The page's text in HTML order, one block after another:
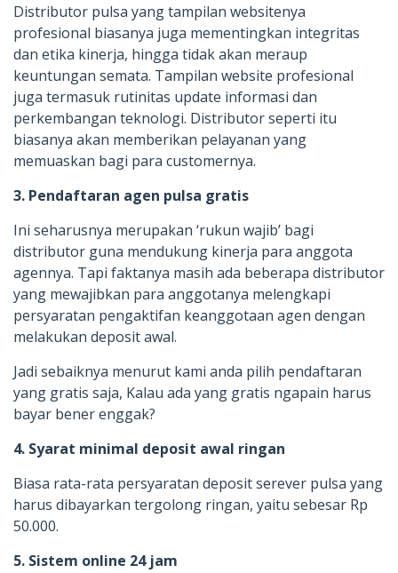
Distributor pulsa yang tampilan websitenya
profesional biasanya juga mementingkan integritas
dan etika kinerja, hingga tidak akan meraup
keuntungan semata. Tampilan website profesional
juga termasuk rutinitas update informasi dan
perkembangan teknologi. Distributor seperti itu
biasanya akan memberikan pelayanan yang
memuaskan bagi para customernya.
3. Pendaftaran agen pulsa gratis
Ini seharusnya merupakan ‘rukun wajib’ bagi
distributor guna mendukung kinerja para anggota
agennya. Tapi faktanya masih ada beberapa distributor
yang mewajibkan para anggotanya melengkapi
persyaratan pengaktifan keanggotaan agen dengan
melakukan deposit awal.
Jadi sebaiknya menurut kami anda pilih pendaftaran
yang gratis saja, Kalau ada yang gratis ngapain harus
bayar bener enggak?
4. Syarat minimal deposit awal ringan
Biasa rata-rata persyaratan deposit serever pulsa yang
harus dibayarkan tergolong ringan, yaitu sebesar Rp
50.000.
5. Sistem online 24 jam